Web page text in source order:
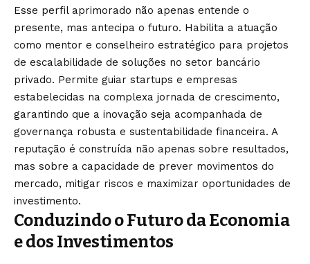
Esse perfil aprimorado não apenas entende o
presente, mas antecipa o futuro. Habilita a atuação
como mentor e conselheiro estratégico para projetos
de escalabilidade de soluções no setor bancário
privado. Permite guiar startups e empresas
estabelecidas na complexa jornada de crescimento,
garantindo que a inovação seja acompanhada de
governança robusta e sustentabilidade financeira. A
reputação é construída não apenas sobre resultados,
mas sobre a capacidade de prever movimentos do
mercado, mitigar riscos e maximizar oportunidades de
investimento.
Conduzindo o Futuro da Economia
e dos Investimentos